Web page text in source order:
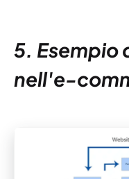
5. Esempio
nell'e-